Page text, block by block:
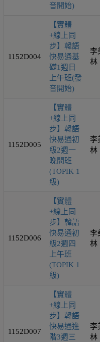
音開始)
1152D004
【實體
+線上同
步】韓語
快易通基
礎1週日
上午班(發
音開始)
李
林
1152D005
【實體
+線上同
步】韓語
快易通初
級2週一
晚間班
(TOPIK 1
級)
李
林
1152D006
【實體
+線上同
步】韓語
快易通初
級2週四
上午班
(TOPIK 1
級)
李
林
1152D007
【實體
+線上同
步】韓語
快易通進
階3週三
李
林